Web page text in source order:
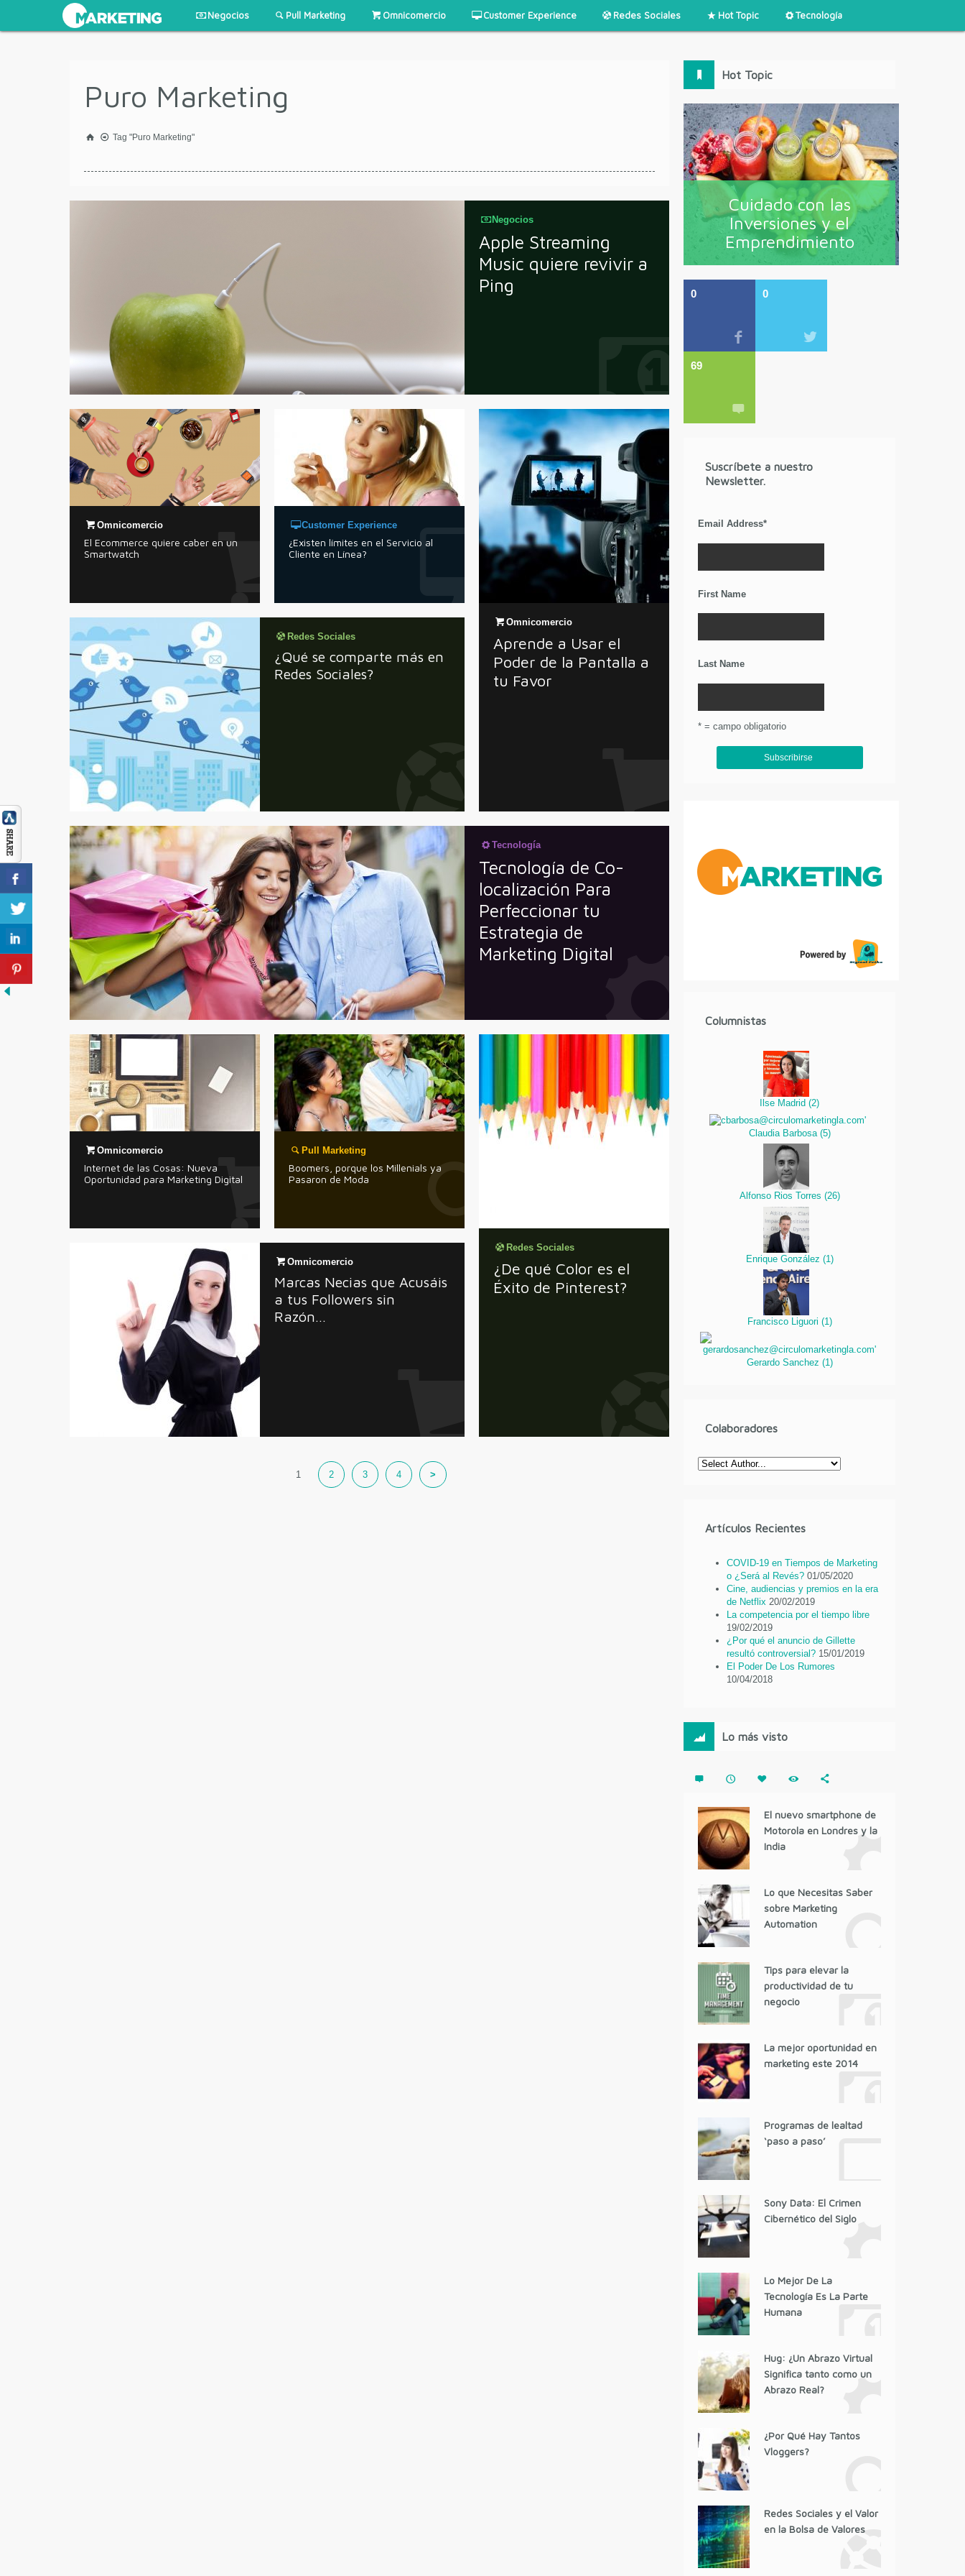
Negocios Pull Marketing Omnicomercio Customer Experience Redes Sociales Hot Topic Tecnología
Puro Marketing
Tag "Puro Marketing"
Negocios
Apple Streaming
Music quiere revivir a
Ping
Omnicomercio
El Ecommerce quiere caber en un
Smartwatch
Customer Experience
¿Existen límites en el Servicio al
Cliente en Línea?
Redes Sociales
¿Qué se comparte más en
Redes Sociales?
Omnicomercio
Aprende a Usar el
Poder de la Pantalla a
tu Favor
Tecnología
Tecnología de Co-
localización Para
Perfeccionar tu
Estrategia de
Marketing Digital
Omnicomercio
Internet de las Cosas: Nueva
Oportunidad para Marketing Digital
Pull Marketing
Boomers, porque los Millenials ya
Pasaron de Moda
Omnicomercio
Marcas Necias que Acusáis
a tus Followers sin
Razón…
Redes Sociales
¿De qué Color es el
Éxito de Pinterest?
1 2 3 4 >
Hot Topic
Cuidado con las
Inversiones y el
Emprendimiento
0 0
69
Suscríbete a nuestro
Newsletter.
Email Address*
First Name
Last Name
* = campo obligatorio
Columnistas
Ilse Madrid(2)
Claudia Barbosa (5)
Alfonso Rios Torres (26)
Enrique González (1)
Francisco Liguori (1)
Gerardo Sanchez (1 )
Colaboradores
Artículos Recientes
COVID-19 en Tiempos de Marketing
o ¿Será al Revés? 01/05/2020
Cine, audiencias y premios en la era
de Netflix 20/02/2019
La competencia por el tiempo libre
19/02/2019
¿Por qué el anuncio de Gillette
resultó controversial? 15/01/2019
El Poder De Los Rumores
10/04/2018
Lo más visto
El nuevo smartphone de
Motorola en Londres y la
India
Lo que Necesitas Saber
sobre Marketing
Automation
Tips para elevar la
productividad de tu
negocio
La mejor oportunidad en
marketing este 2014
Programas de lealtad
‘paso a paso’
Sony Data: El Crimen
Cibernético del Siglo
Lo Mejor De La
Tecnología Es La Parte
Humana
Hug: ¿Un Abrazo Virtual
Significa tanto como un
Abrazo Real?
¿Por Qué Hay Tantos
Vloggers?
Redes Sociales y el Valor
en la Bolsa de Valores